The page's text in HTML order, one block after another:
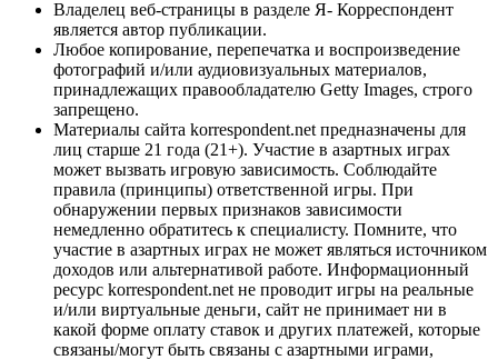
Владелец веб-страницы в разделе Я- Корреспондент
является автор публикации.
Любое копирование, перепечатка и воспроизведение
фотографий и/или аудиовизуальных материалов,
принадлежащих правообладателю Getty Images, строго
запрещено.
Материалы сайта korrespondent.net предназначены для
лиц старше 21 года (21+). Участие в азартных играх
может вызвать игровую зависимость. Соблюдайте
правила (принципы) ответственной игры. При
обнаружении первых признаков зависимости
немедленно обратитесь к специалисту. Помните, что
участие в азартных играх не может являться источником
доходов или альтернативой работе. Информационный
ресурс korrespondent.net не проводит игры на реальные
и/или виртуальные деньги, сайт не принимает ни в
какой форме оплату ставок и других платежей, которые
связаны/могут быть связаны с азартными играми,